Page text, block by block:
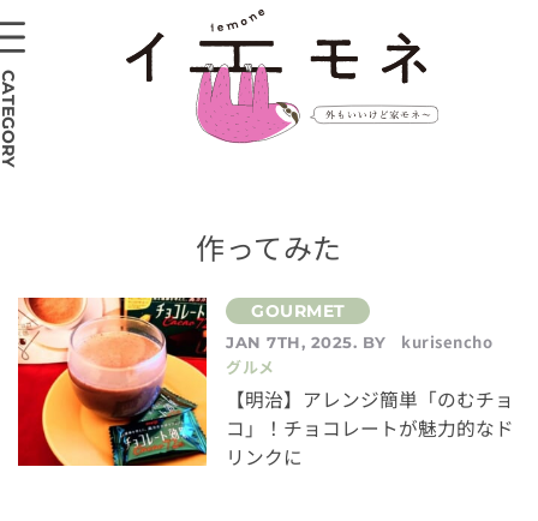
作ってみた
JAN 7TH, 2025. BY
kurisencho
グルメ
【明治】アレンジ簡単「のむチョ
コ」！チョコレートが魅力的なド
リンクに